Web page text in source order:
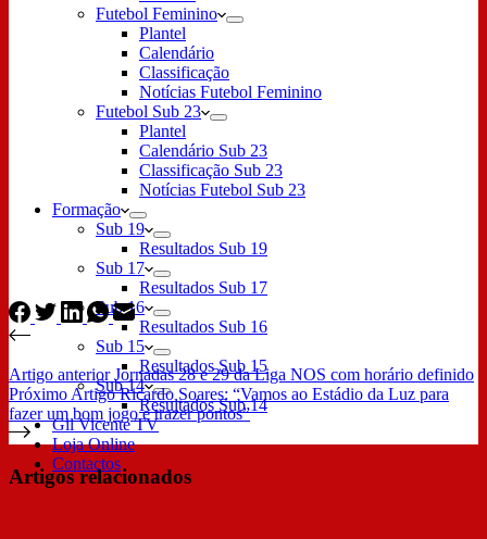
Futebol Feminino
Plantel
Calendário
Classificação
Notícias Futebol Feminino
Futebol Sub 23
Plantel
Calendário Sub 23
Classificação Sub 23
Notícias Futebol Sub 23
Formação
Sub 19
Resultados Sub 19
Sub 17
Resultados Sub 17
Sub 16
Resultados Sub 16
Sub 15
Resultados Sub 15
Sub 14
Resultados Sub 14
Gil Vicente TV
Loja Online
Contactos
Artigo anteriorJornadas 28 e 29 da Liga NOS com horário definido
Próximo Artigo Ricardo Soares: “Vamos ao Estádio da Luz para
fazer um bom jogo e trazer pontos”
Artigos relacionados